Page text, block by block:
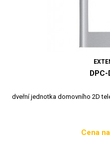
dveřní jednotka domovního 2D
Cena